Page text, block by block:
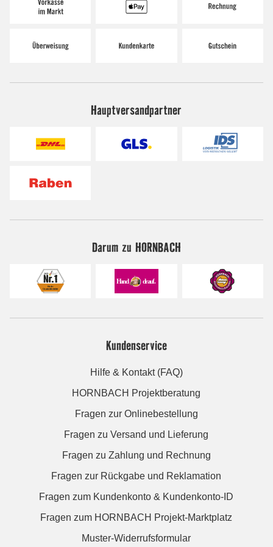
Hauptversandpartner
Darum zu HORNBACH
Kundenservice
Hilfe & Kontakt (FAQ)
HORNBACH Projektberatung
Fragen zur Onlinebestellung
Fragen zu Versand und Lieferung
Fragen zu Zahlung und Rechnung
Fragen zur Rückgabe und Reklamation
Fragen zum Kundenkonto & Kundenkonto-ID
Fragen zum HORNBACH Projekt-Marktplatz
Muster-Widerrufsformular